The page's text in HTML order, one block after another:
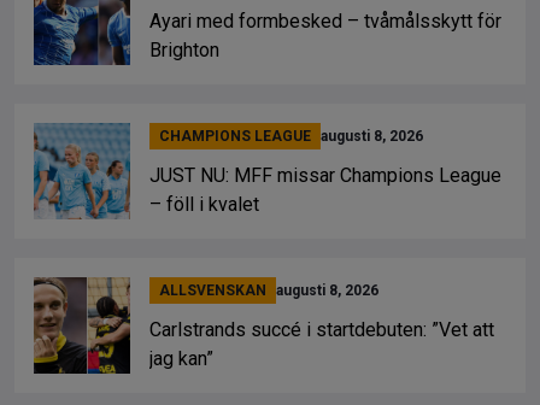
Ayari med formbesked – tvåmålsskytt för
Brighton
CHAMPIONS LEAGUE augusti 8, 2026
JUST NU: MFF missar Champions League
– föll i kvalet
ALLSVENSKAN augusti 8, 2026
Carlstrands succé i startdebuten: ”Vet att
jag kan”